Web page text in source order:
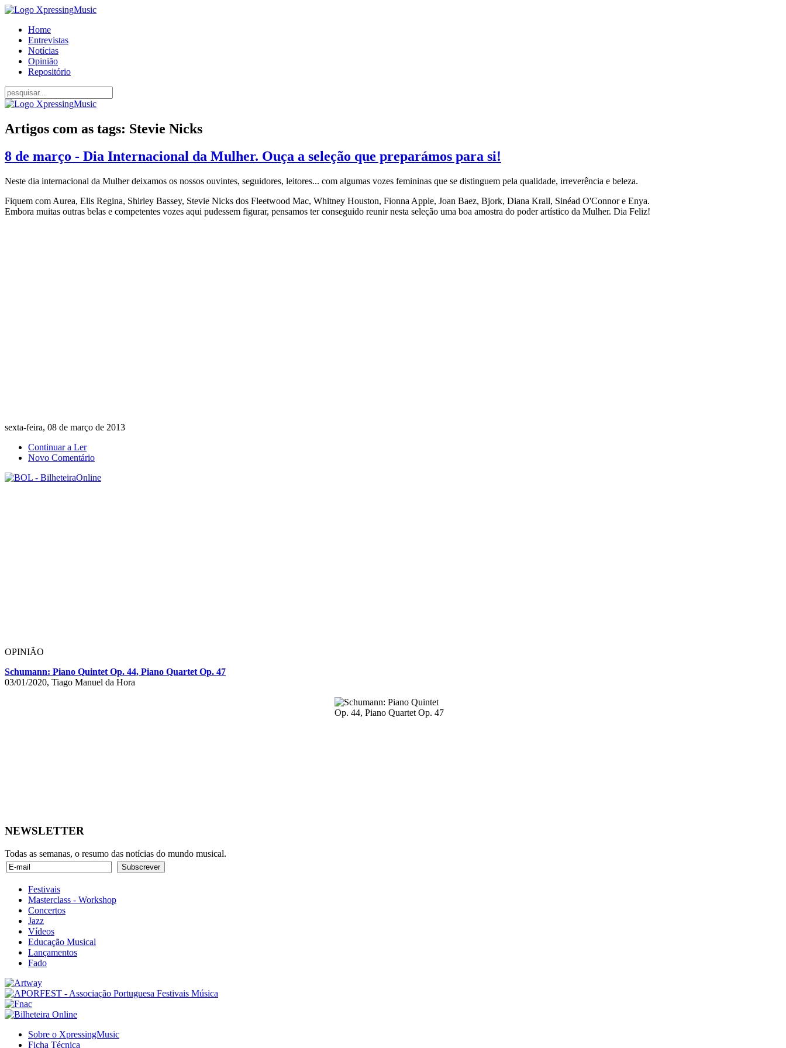
Home
Entrevistas
Notícias
Opinião
Repositório
Artigos com as tags: Stevie Nicks
8 de março - Dia Internacional da Mulher. Ouça a seleção que preparámos para si!
Neste dia internacional da Mulher deixamos os nossos ouvintes, seguidores, leitores... com algumas vozes femininas que se distinguem pela qualidade, irreverência e beleza.
Fiquem com Aurea, Elis Regina, Shirley Bassey, Stevie Nicks dos Fleetwood Mac, Whitney Houston, Fionna Apple, Joan Baez, Bjork, Diana Krall, Sinéad O'Connor e Enya.
Embora muitas outras belas e competentes vozes aqui pudessem figurar, pensamos ter conseguido reunir nesta seleção uma boa amostra do poder artístico da Mulher. Dia Feliz!
sexta-feira, 08 de março de 2013
Continuar a Ler
Novo Comentário
OPINIÃO
Schumann: Piano Quintet Op. 44, Piano Quartet Op. 47
03/01/2020, Tiago Manuel da Hora
NEWSLETTER
Todas as semanas, o resumo das notícias do mundo musical.
Festivais
Masterclass - Workshop
Concertos
Jazz
Vídeos
Educação Musical
Lançamentos
Fado
Sobre o XpressingMusic
Ficha Técnica